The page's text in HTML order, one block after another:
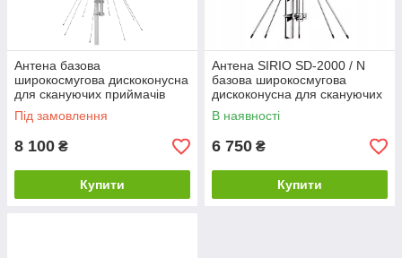
Антена базова
широкосмугова дискоконусна
для скануючих приймачів
SIRIO SD-1300/N (25-1300
МГц)
Під замовлення
8 100 ₴
Купити
Антена SIRIO SD-2000 / N
базова широкосмугова
дискоконусна для скануючих
приймачів (100 - 2000 МГц)
В наявності
6 750 ₴
Купити